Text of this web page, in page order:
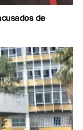
de